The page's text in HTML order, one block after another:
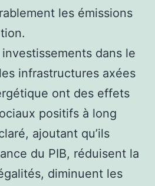
les émissions
dans le
infrastructures axées
ont des effets
positifs à long
ajoutant qu’ils
du PIB, réduisent la
diminuent les